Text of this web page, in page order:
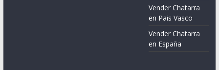
Vender Chatarra
en Pais Vasco
Vender Chatarra
en España